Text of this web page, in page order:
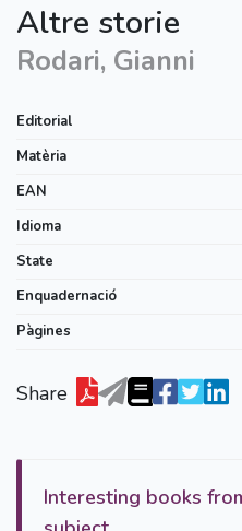
Altre storie
Rodari, Gianni
Editorial
Matèria
EAN
Idioma
State
Enquadernació
Pàgines
Share
Interesting books